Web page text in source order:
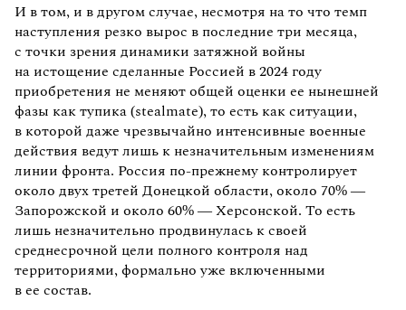
И в том, и в другом случае, несмотря на то что темп
наступления резко вырос в последние три месяца,
с точки зрения динамики затяжной войны
на истощение сделанные Россией в 2024 году
приобретения не меняют общей оценки ее нынешней
фазы как тупика (stealmate), то есть как ситуации,
в которой даже чрезвычайно интенсивные военные
действия ведут лишь к незначительным изменениям
линии фронта. Россия по-прежнему контролирует
около двух третей Донецкой области, около 70% —
Запорожской и около 60% — Херсонской. То есть
лишь незначительно продвинулась к своей
среднесрочной цели полного контроля над
территориями, формально уже включенными
в ее состав.